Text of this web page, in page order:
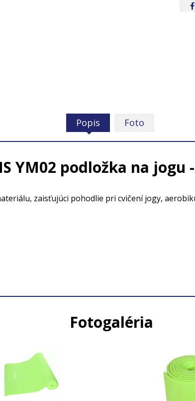
Popis Foto
YM02 podložka na jogu
zaisťujúci pohodlie pri cvičení jogy,
Fotogaléria